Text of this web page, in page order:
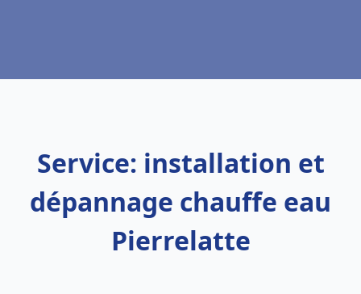
Service: installation et
dépannage chauffe eau
Pierrelatte